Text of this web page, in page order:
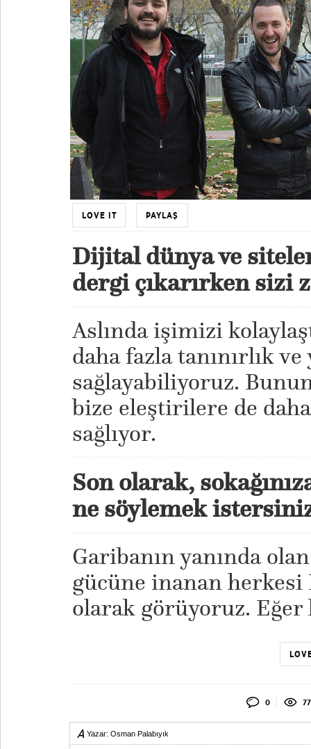
LOVE IT PAYLAŞ
Dijital dünya ve
dergi çıkarırken sizi
Aslında işimizi
daha fazla tanınırlık ve
sağlayabiliyoruz.
bize eleştirilere de
sağlıyor.
Son olarak,
ne söylemek
Garibanın yanında
gücüne inanan
olarak görüyoruz.
0
Yazar: Osman Palabıyık